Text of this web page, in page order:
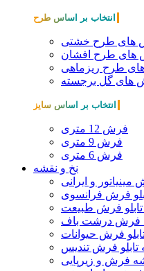
انتخاب بر اساس طرح
های طرح خشتی
های طرح افشان
طرح ریزماهی
های گل برجسته
انتخاب بر اساس سایز
فرش 12 متری
فرش 9 متری
فرش 6 متری
نخ و نقشه
و ایرانی
فرش فرانسوی
فرش طبیعت
فرش درشت باف
فرش حیوانات
تابلو فرش تندیس
فرش و زیرپایی